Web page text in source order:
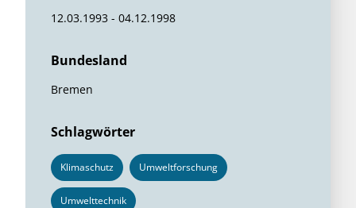
12.03.1993 - 04.12.1998
Bundesland
Bremen
Schlagwörter
Klimaschutz Umweltforschung
Umwelttechnik